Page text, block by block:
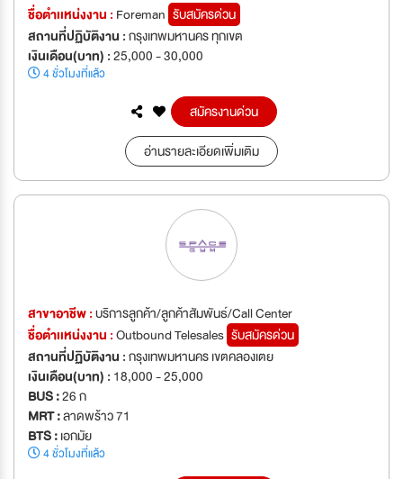
ชื่อตำเเหน่งงาน : Foreman รับสมัครด่วน
สถานที่ปฏิบัติงาน :กรุงเทพมหานคร ทุกเขต
เงินเดือน(บาท) :25,000 - 30,000
4 ชั่วโมงที่แล้ว
สมัครงานด่วน
อ่านรายละเอียดเพิ่มเติม
สาขาอาชีพ :บริการลูกค้า/ลูกค้าสัมพันธ์/Call Center
ชื่อตำเเหน่งงาน :Outbound Telesales รับสมัครด่วน
สถานที่ปฏิบัติงาน :กรุงเทพมหานคร เขตคลองเตย
เงินเดือน(บาท) : 18,000 - 25,000
BUS :26 ก
MRT :ลาดพร้าว 71
BTS :เอกมัย
4 ชั่วโมงที่แล้ว